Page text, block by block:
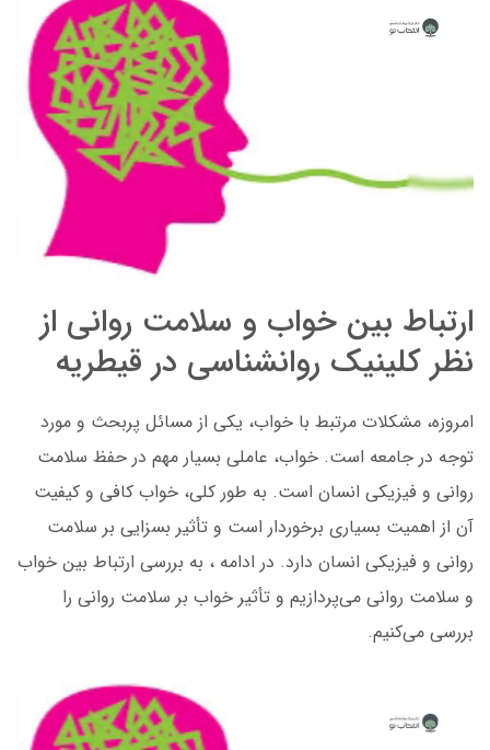
ارتباط بین خواب و سلامت روانی از
نظر کلینیک روانشناسی در قیطریه
امروزه، مشکلات مرتبط با خواب، یکی از مسائل پربحث و مورد
توجه در جامعه است. خواب، عاملی بسیار مهم در حفظ سلامت
روانی و فیزیکی انسان است. به طور کلی، خواب کافی و کیفیت
آن از اهمیت بسیاری برخوردار است و تأثیر بسزایی بر سلامت
روانی و فیزیکی انسان دارد. در ادامه ، به بررسی ارتباط بین خواب
و سلامت روانی می‌پردازیم و تأثیر خواب بر سلامت روانی را
بررسی می‌کنیم.